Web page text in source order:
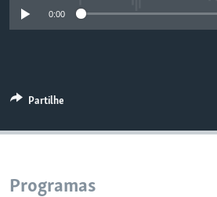
0:00
Partilhe
Programas